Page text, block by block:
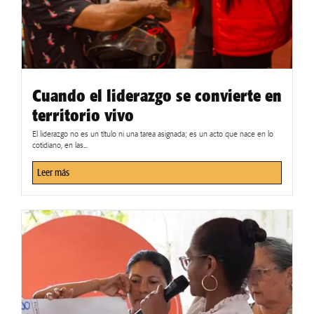
Cuando el liderazgo se convierte en
territorio vivo
El liderazgo no es un título ni una tarea asignada; es un acto que nace en lo
cotidiano, en las...
Leer más